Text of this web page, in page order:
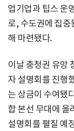
업기업과 팁스 운
로, 수도권에 집중
해 마련됐다.
이날 충청권 유망
자 설명회를 진행
는 상금이 수여됐
합 본선 무대에 올
설명회를 펼칠 예